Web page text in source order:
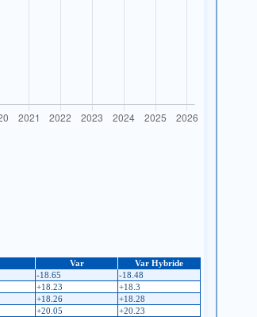
Var
Var Hybride
-18.65
-18.48
+18.23
+18.3
+18.26
+18.28
+20.05
+20.23